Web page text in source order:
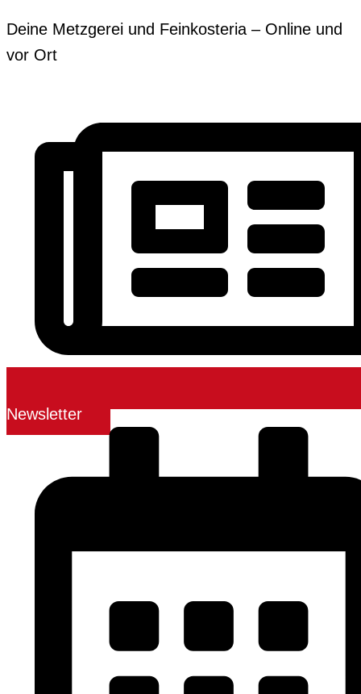
Inhalt
springen
Deine Metzgerei und Feinkosteria – Online und
vor Ort
Newsletter